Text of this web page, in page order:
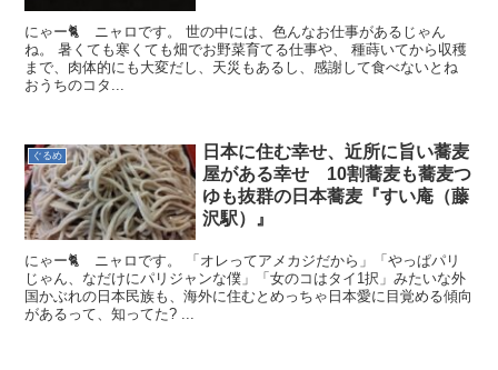
にゃー🐈 ニャロです。 世の中には、色んなお仕事があるじゃん
ね。 暑くても寒くても畑でお野菜育てる仕事や、 種蒔いてから収穫
まで、肉体的にも大変だし、天災もあるし、感謝して食べないとね
おうちのコタ...
ぐるめ
日本に住む幸せ、近所に旨い蕎麦
屋がある幸せ 10割蕎麦も蕎麦つ
ゆも抜群の日本蕎麦『すい庵（藤
沢駅）』
にゃー🐈 ニャロです。 「オレってアメカジだから」「やっぱパリ
じゃん、なだけにパリジャンな僕」「女のコはタイ1択」みたいな外
国かぶれの日本民族も、海外に住むとめっちゃ日本愛に目覚める傾向
があるって、知ってた? ...